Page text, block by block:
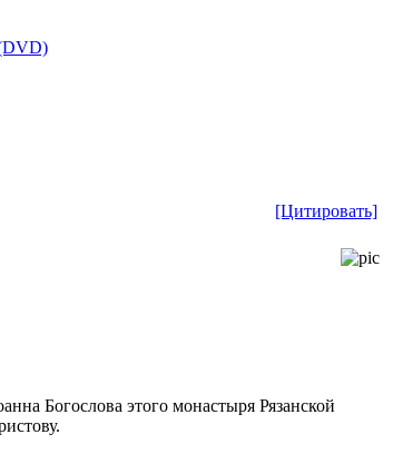
[Цитировать]
Богослова этого монастыря Рязанской